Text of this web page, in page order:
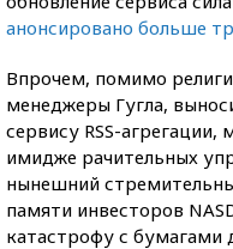
анонсировано больше
Впрочем, помимо
менеджеры Гугла,
сервису RSS-
имидже рачительных
нынешний
памяти инвесторов
катастрофу с бумагами